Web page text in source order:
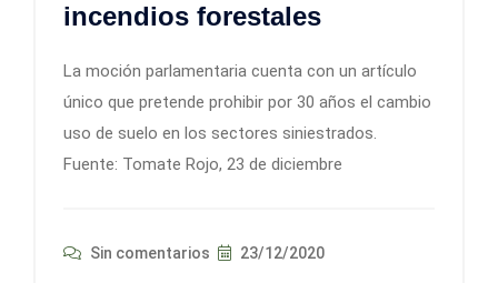
incendios forestales
La moción parlamentaria cuenta con un artículo
único que pretende prohibir por 30 años el cambio
uso de suelo en los sectores siniestrados.
Fuente: Tomate Rojo, 23 de diciembre
Sin comentarios 23/12/2020